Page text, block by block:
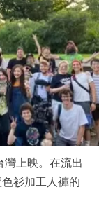
灣上映。在流出
衫加工人褲的